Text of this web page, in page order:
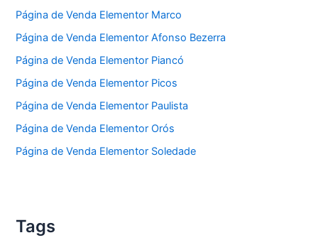
Página de Venda Elementor Marco
Página de Venda Elementor Afonso Bezerra
Página de Venda Elementor Piancó
Página de Venda Elementor Picos
Página de Venda Elementor Paulista
Página de Venda Elementor Orós
Página de Venda Elementor Soledade
Tags